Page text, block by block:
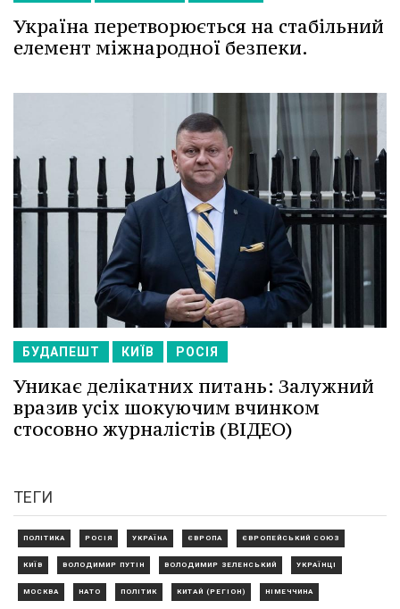
Україна перетворюється на стабільний
елемент міжнародної безпеки.
БУДАПЕШТ КИЇВ РОСІЯ
Уникає делікатних питань: Залужний
вразив усіх шокуючим вчинком
стосовно журналістів (ВІДЕО)
ТЕГИ
ПОЛІТИКА РОСІЯ УКРАЇНА ЄВРОПА ЄВРОПЕЙСЬКИЙ СОЮЗ
КИЇВ ВОЛОДИМИР ПУТІН ВОЛОДИМИР ЗЕЛЕНСЬКИЙ УКРАЇНЦІ
МОСКВА НАТО ПОЛІТИК КИТАЙ (РЕГІОН) НІМЕЧЧИНА